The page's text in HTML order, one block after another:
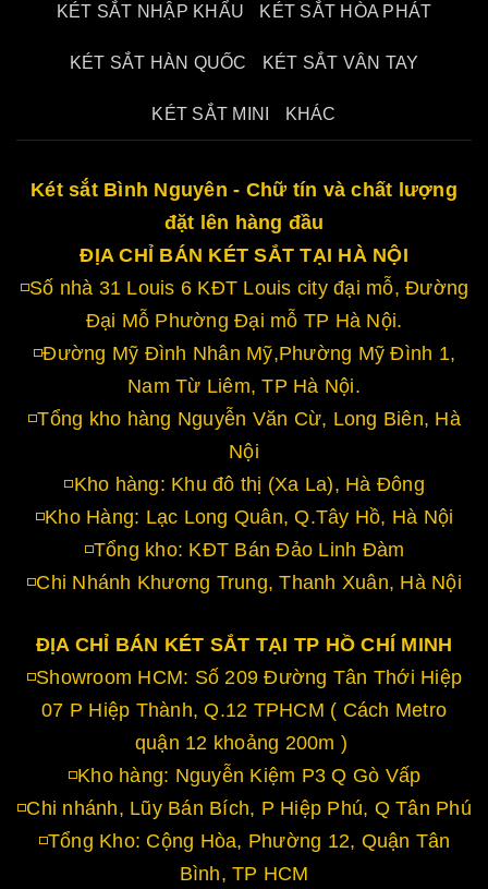
KÉT SẮT NHẬP KHẨU KÉT SẮT HÒA PHÁT
KÉT SẮT HÀN QUỐC KÉT SẮT VÂN TAY
KÉT SẮT MINI KHÁC
Két sắt Bình Nguyên - Chữ tín và chất lượng
đặt lên hàng đầu
ĐỊA CHỈ BÁN KÉT SẮT TẠI HÀ NỘI
◽Số nhà 31 Louis 6 KĐT Louis city đại mỗ, Đường
Đại Mỗ Phường Đại mỗ TP Hà Nội.
◽Đường Mỹ Đình Nhân Mỹ,Phường Mỹ Đình 1,
Nam Từ Liêm, TP Hà Nội.
◽Tổng kho hàng Nguyễn Văn Cừ, Long Biên, Hà
Nội
◽Kho hàng: Khu đô thị (Xa La), Hà Đông
◽Kho Hàng: Lạc Long Quân, Q.Tây Hồ, Hà Nội
◽Tổng kho: KĐT Bán Đảo Linh Đàm
◽Chi Nhánh Khương Trung, Thanh Xuân, Hà Nội
ĐỊA CHỈ BÁN KÉT SẮT TẠI TP HỒ CHÍ MINH
◽Showroom HCM: Số 209 Đường Tân Thới Hiệp
07 P Hiệp Thành, Q.12 TPHCM ( Cách Metro
quận 12 khoảng 200m )
◽Kho hàng: Nguyễn Kiệm P3 Q Gò Vấp
◽Chi nhánh, Lũy Bán Bích, P Hiệp Phú, Q Tân Phú
◽Tổng Kho: Cộng Hòa, Phường 12, Quận Tân
Bình, TP HCM